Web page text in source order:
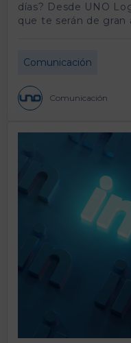
días? Desde UNO
que te serán de gran
Comunicación
Comunicación